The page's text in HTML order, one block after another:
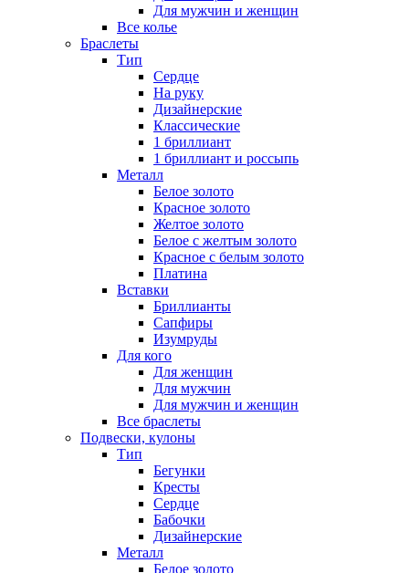
Для мужчин и женщин
Все колье
Браслеты
Тип
Сердце
На руку
Дизайнерские
Классические
1 бриллиант
1 бриллиант и россыпь
Металл
Белое золото
Красное золото
Желтое золото
Белое с желтым золото
Красное с белым золото
Платина
Вставки
Бриллианты
Сапфиры
Изумруды
Для кого
Для женщин
Для мужчин
Для мужчин и женщин
Все браслеты
Подвески, кулоны
Тип
Бегунки
Кресты
Сердце
Бабочки
Дизайнерские
Металл
Белое золото